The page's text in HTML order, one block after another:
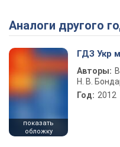
Аналоги другого
показать
обложку
ГДЗ Укр
Авторы:
Н. В.
Год: 2012